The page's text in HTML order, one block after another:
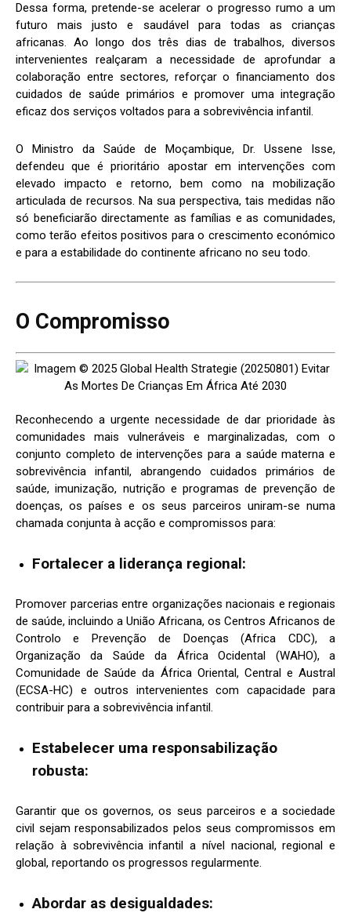
Dessa forma, pretende-se acelerar o progresso rumo a um
futuro mais justo e saudável para todas as crianças
africanas. Ao longo dos três dias de trabalhos, diversos
intervenientes realçaram a necessidade de aprofundar a
colaboração entre sectores, reforçar o financiamento dos
cuidados de saúde primários e promover uma integração
eficaz dos serviços voltados para a sobrevivência infantil.
O Ministro da Saúde de Moçambique, Dr. Ussene Isse,
defendeu que é prioritário apostar em intervenções com
elevado impacto e retorno, bem como na mobilização
articulada de recursos. Na sua perspectiva, tais medidas não
só beneficiarão directamente as famílias e as comunidades,
como terão efeitos positivos para o crescimento económico
e para a estabilidade do continente africano no seu todo.
O Compromisso
Reconhecendo a urgente necessidade de dar prioridade às
comunidades mais vulneráveis e marginalizadas, com o
conjunto completo de intervenções para a saúde materna e
sobrevivência infantil, abrangendo cuidados primários de
saúde, imunização, nutrição e programas de prevenção de
doenças, os países e os seus parceiros uniram-se numa
chamada conjunta à acção e compromissos para:
Fortalecer a liderança regional:
Promover parcerias entre organizações nacionais e regionais
de saúde, incluindo a União Africana, os Centros Africanos de
Controlo e Prevenção de Doenças (Africa CDC), a
Organização da Saúde da África Ocidental (WAHO), a
Comunidade de Saúde da África Oriental, Central e Austral
(ECSA-HC) e outros intervenientes com capacidade para
contribuir para a sobrevivência infantil.
Estabelecer uma responsabilização
robusta:
Garantir que os governos, os seus parceiros e a sociedade
civil sejam responsabilizados pelos seus compromissos em
relação à sobrevivência infantil a nível nacional, regional e
global, reportando os progressos regularmente.
Abordar as desigualdades: